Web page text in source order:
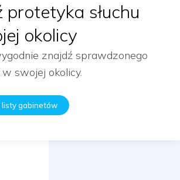
protetyka słuchu
okolicy
znajdź sprawdzonego
swojej okolicy.
listy gabinetów